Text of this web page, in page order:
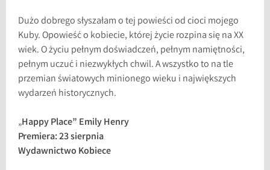
Dużo dobrego słyszałam o tej powieści od cioci mojego
Kuby. Opowieść o kobiecie, której życie rozpina się na XX
wiek. O życiu pełnym doświadczeń, pełnym namiętności,
pełnym uczuć i niezwykłych chwil. A wszystko to na tle
przemian światowych minionego wieku i największych
wydarzeń historycznych.
„Happy Place” Emily Henry
Premiera: 23 sierpnia
Wydawnictwo Kobiece